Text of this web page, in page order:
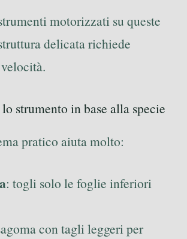
motorizzati su queste
delicata richiede
strumento in base alla specie
pratico aiuta molto:
: togli solo le foglie inferiori
con tagli leggeri per